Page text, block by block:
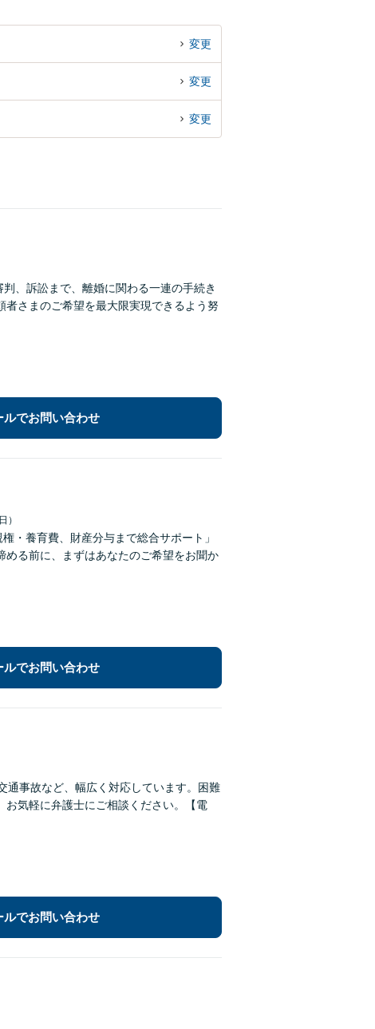
変更
変更
変更
、訴訟まで、離婚に関わる一連の手続き
さまのご希望を最大限実現できるよう努
ルでお問い合わせ
）
・養育費、財産分与まで総合サポート」
める前に、まずはあなたのご希望をお聞か
ルでお問い合わせ
通事故など、幅広く対応しています。困難
気軽に弁護士にご相談ください。【電
ルでお問い合わせ